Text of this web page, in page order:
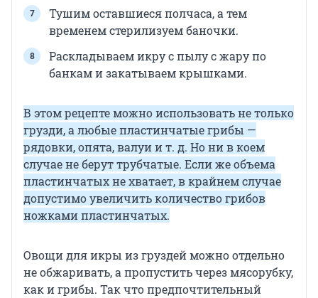
Тушим оставшиеся полчаса, а тем
временем стерилизуем баночки.
Раскладываем икру с пылу с жару по
банкам и закатываем крышками.
В этом рецепте можно использовать не только
грузди, а любые пластинчатые грибы —
рядовки, опята, валуи и т. д. Но ни в коем
случае не берут трубчатые. Если же объема
пластинчатых не хватает, в крайнем случае
допустимо увеличить количество грибов
ножками пластинчатых.
Овощи для икры из груздей можно отдельно
не обжаривать, а пропустить через мясорубку,
как и грибы. Так что предпочтительный